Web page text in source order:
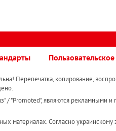
Перепечатка, копирование,
"Promoted", являются рекламными и
Согласно украинскому